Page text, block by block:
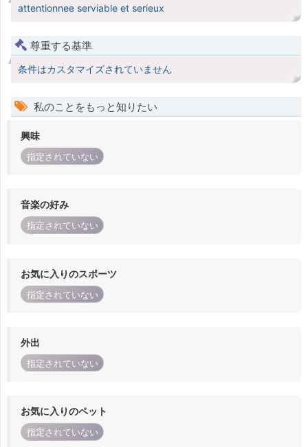
attentionnee serviable et serieux
尊重する基準
条件はカスタマイズされていません
私のことをもっと知りたい
興味
指定されていない
音楽の好み
指定されていない
お気に入りのスポーツ
指定されていない
外出
指定されていない
お気に入りのペット
指定されていない